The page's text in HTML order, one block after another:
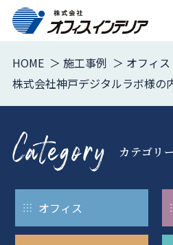
HOME 施工事例
オフィス
株式会社神戸デジタルラボ様の
カテゴリ
オフィス